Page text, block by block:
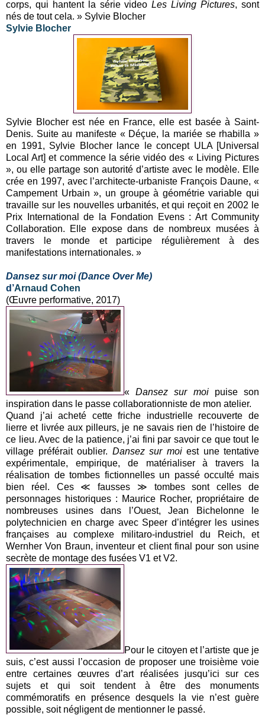
corps, qui hantent la série videoLes Living Pictures, sont
nés de tout cela. » Sylvie Blocher
Sylvie Blocher
Sylvie Blocher est née en France, elle est basée à Saint-
Denis. Suite au manifeste « Déçue, la mariée se rhabilla »
en 1991, Sylvie Blocher lance le concept ULA [Universal
Local Art] et commence la série vidéo des « Living Pictures
», ou elle partage son autorité d’artiste avec le modèle. Elle
crée en 1997, avec l’architecte-urbaniste François Daune, «
Campement Urbain », un groupe à géométrie variable qui
travaille sur les nouvelles urbanités, et qui reçoit en 2002 le
Prix International de la Fondation Evens : Art Community
Collaboration. Elle expose dans de nombreux musées à
travers le monde et participe régulièrement à des
manifestations internationales. »
Dansez sur moi (Dance Over Me)
d’Arnaud Cohen
(Œuvre performative, 2017)
«Dansez sur moipuise son
inspiration dans le passe collaborationniste de mon atelier.
Quand j’ai acheté cette friche industrielle recouverte de
lierre et livrée aux pilleurs, je ne savais rien de l’histoire de
ce lieu. Avec de la patience, j’ai fini par savoir ce que tout le
village préférait oublier. Dansez sur moiest une tentative
expérimentale, empirique, de matérialiser à travers la
réalisation de tombes fictionnelles un passé occulté mais
bien réel. Ces ≪ fausses ≫ tombes sont celles de
personnages historiques : Maurice Rocher, propriétaire de
nombreuses usines dans l’Ouest, Jean Bichelonne le
polytechnicien en charge avec Speer d’intégrer les usines
françaises au complexe militaro-industriel du Reich, et
Wernher Von Braun, inventeur et client final pour son usine
secrète de montage des fusées V1 et V2.
Pour le citoyen et l’artiste que je
suis, c’est aussi l’occasion de proposer une troisième voie
entre certaines œuvres d’art réalisées jusqu’ici sur ces
sujets et qui soit tendent à être des monuments
commémoratifs en présence desquels la vie n’est guère
possible, soit négligent de mentionner le passé.